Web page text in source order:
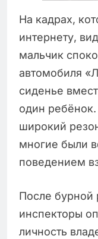
На кадрах,
интернету,
мальчик
автомобиля
сиденье
один
широкий
многие были
поведением
После бурной
инспекторы
личность